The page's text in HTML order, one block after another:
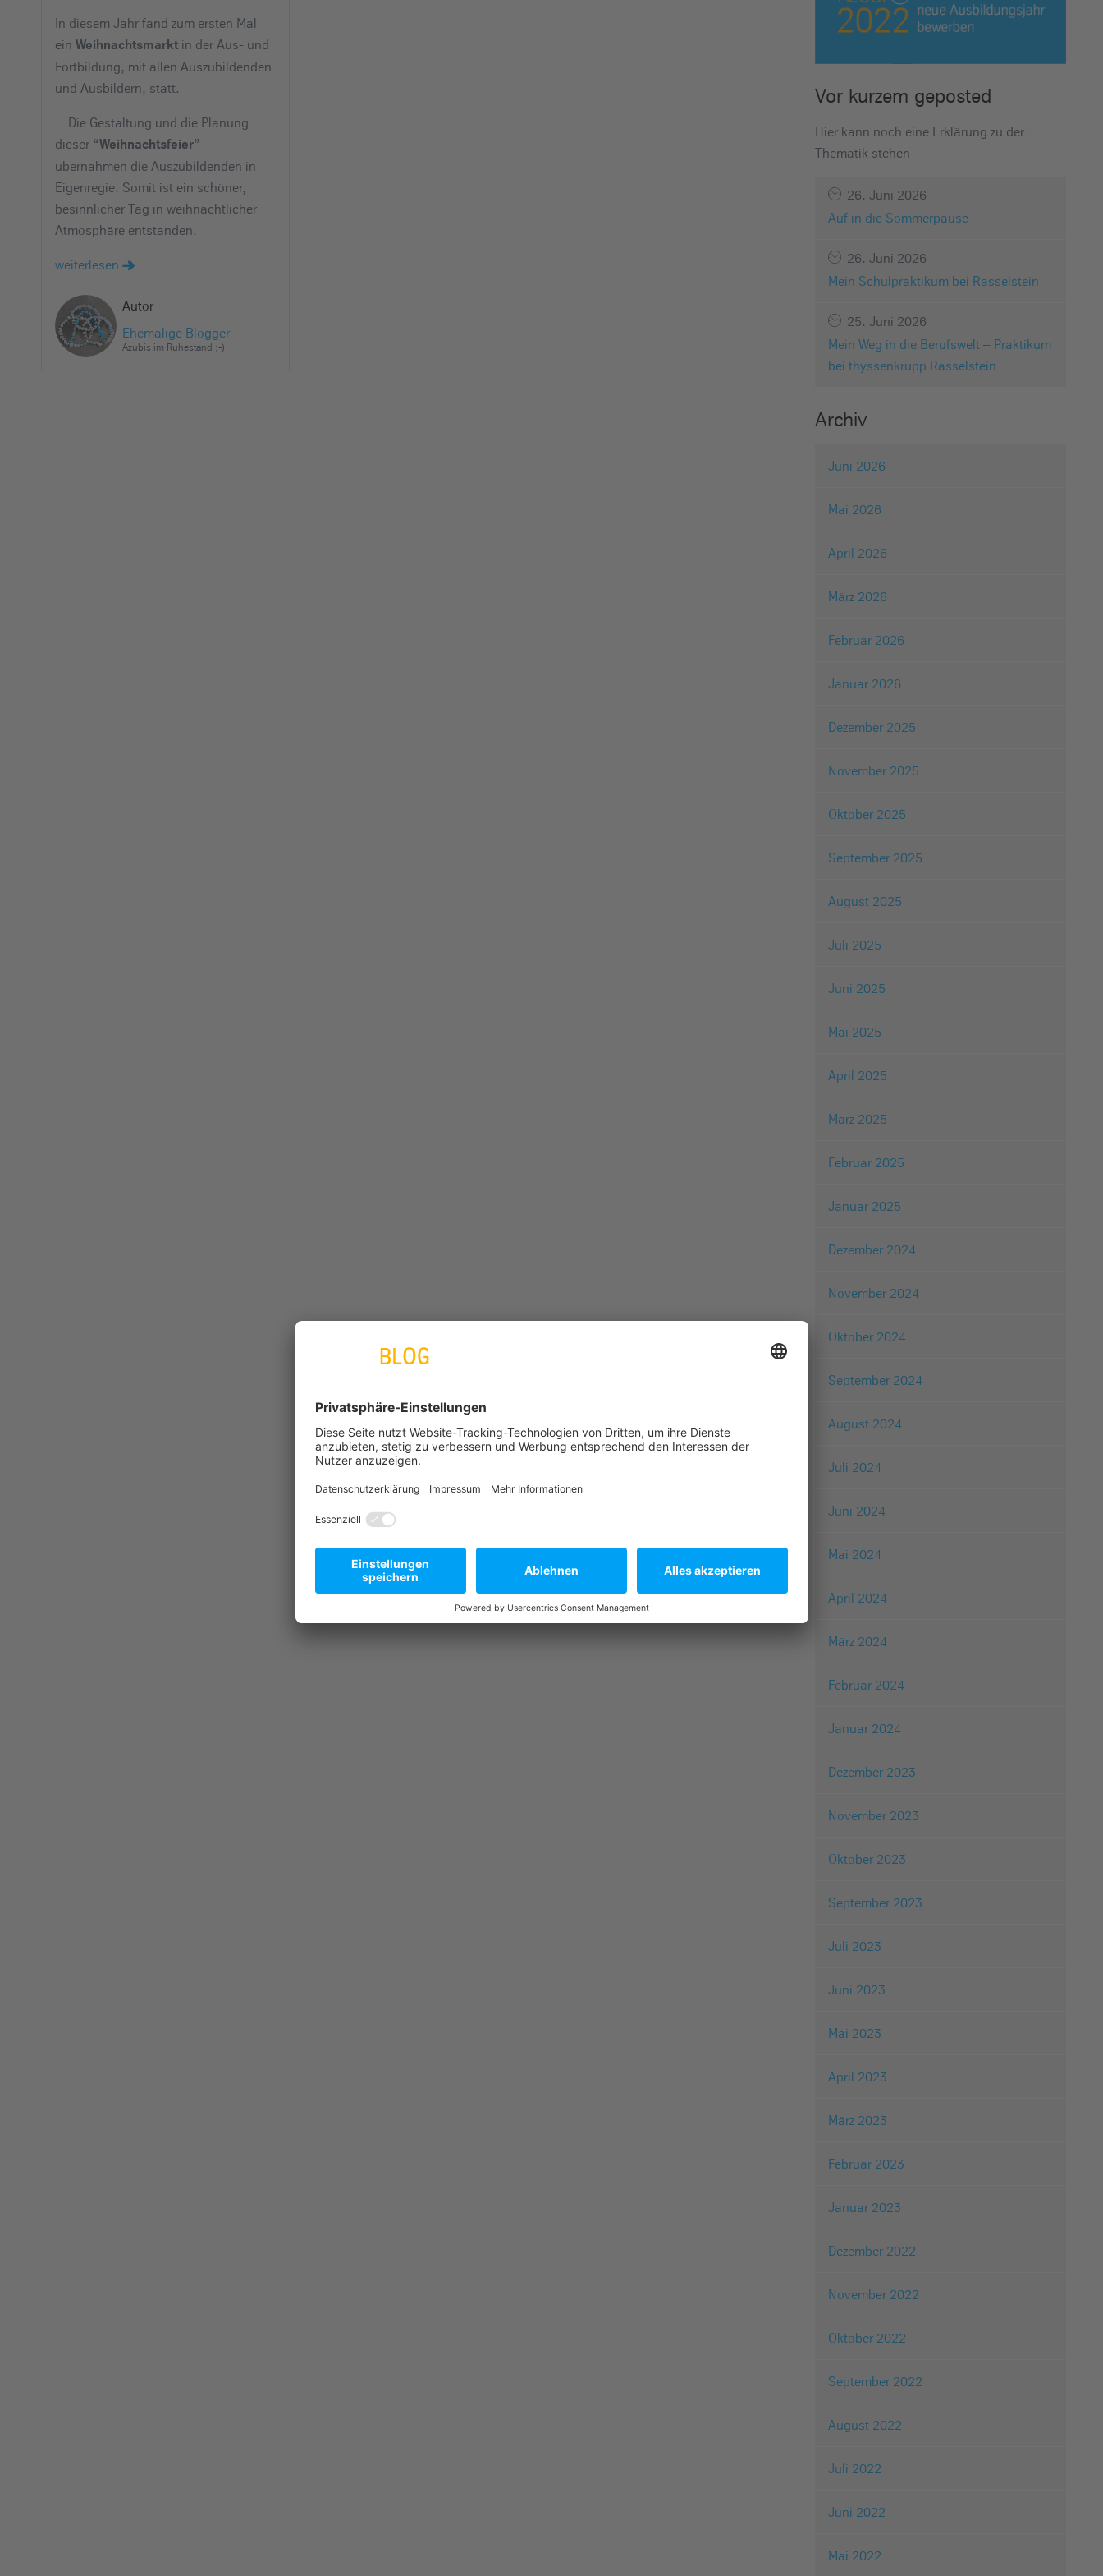
In diesem Jahr fand zum ersten Mal
ein Weihnachtsmarkt in der Aus- und
Fortbildung, mit allen Auszubildenden
und Ausbildern, statt.
Die Gestaltung und die Planung
dieser “Weihnachtsfeier”
übernahmen die Auszubildenden in
Eigenregie. Somit ist ein schöner,
besinnlicher Tag in weihnachtlicher
Atmosphäre entstanden.
weiterlesen
Autor
Ehemalige Blogger
Azubis im Ruhestand ;-)
Vor kurzem geposted
Hier kann noch eine Erklärung zu der
Thematik stehen
26. Juni 2026
Auf in die Sommerpause
26. Juni 2026
Mein Schulpraktikum bei Rasselstein
25. Juni 2026
Mein Weg in die Berufswelt – Praktikum
bei thyssenkrupp Rasselstein
Archiv
Juni 2026
Mai 2026
April 2026
März 2026
Februar 2026
Januar 2026
Dezember 2025
November 2025
Oktober 2025
September 2025
August 2025
Juli 2025
Juni 2025
Mai 2025
April 2025
März 2025
Februar 2025
Januar 2025
Dezember 2024
November 2024
Oktober 2024
September 2024
August 2024
Juli 2024
Juni 2024
Mai 2024
April 2024
März 2024
Februar 2024
Januar 2024
Dezember 2023
November 2023
Oktober 2023
September 2023
Juli 2023
Juni 2023
Mai 2023
April 2023
März 2023
Februar 2023
Januar 2023
Dezember 2022
November 2022
Oktober 2022
September 2022
August 2022
Juli 2022
Juni 2022
Mai 2022